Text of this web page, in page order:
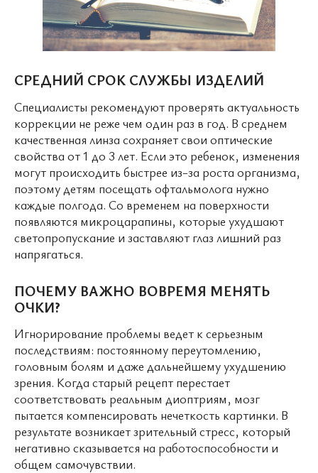
СРЕДНИЙ СРОК СЛУЖБЫ ИЗДЕЛИЙ
Специалисты рекомендуют проверять актуальность
коррекции не реже чем один раз в год. В среднем
качественная линза сохраняет свои оптические
свойства от 1 до 3 лет. Если это ребенок, изменения
могут происходить быстрее из-за роста организма,
поэтому детям посещать офтальмолога нужно
каждые полгода. Со временем на поверхности
появляются микроцарапины, которые ухудшают
светопропускание и заставляют глаз лишний раз
напрягаться.
ПОЧЕМУ ВАЖНО ВОВРЕМЯ МЕНЯТЬ
ОЧКИ?
Игнорирование проблемы ведет к серьезным
последствиям: постоянному переутомлению,
головным болям и даже дальнейшему ухудшению
зрения. Когда старый рецепт перестает
соответствовать реальным диоптриям, мозг
пытается компенсировать нечеткость картинки. В
результате возникает зрительный стресс, который
негативно сказывается на работоспособности и
общем самочувствии.